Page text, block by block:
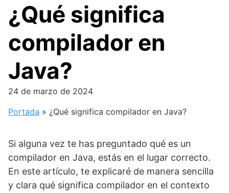
¿Qué significa
compilador en
Java?
24 de marzo de 2024
Portada » ¿Qué significa compilador en Java?
Si alguna vez te has preguntado qué es un
compilador en Java, estás en el lugar correcto.
En este artículo, te explicaré de manera sencilla
y clara qué significa compilador en el contexto